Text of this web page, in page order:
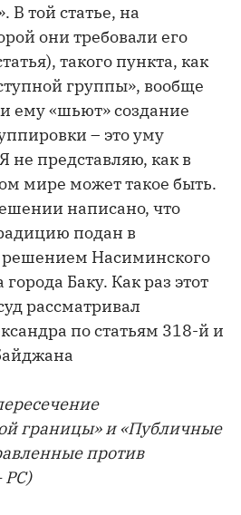
В той статье, на
они требовали его
такого пункта, как
группы», вообще
ему «шьют» создание
– это уму
не представляю, как в
мире может такое быть.
написано, что
подан в
решением Насиминского
Баку. Как раз этот
рассматривал
по статьям 318-й и
границы» и «Публичные
против
РС)